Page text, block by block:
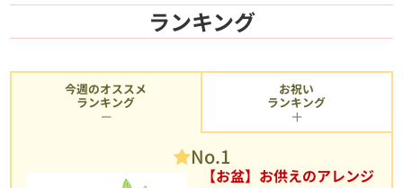
ランキング
今週のオススメ
ランキング
No.1
【お盆】お供えのアレンジ
お祝い
ランキング